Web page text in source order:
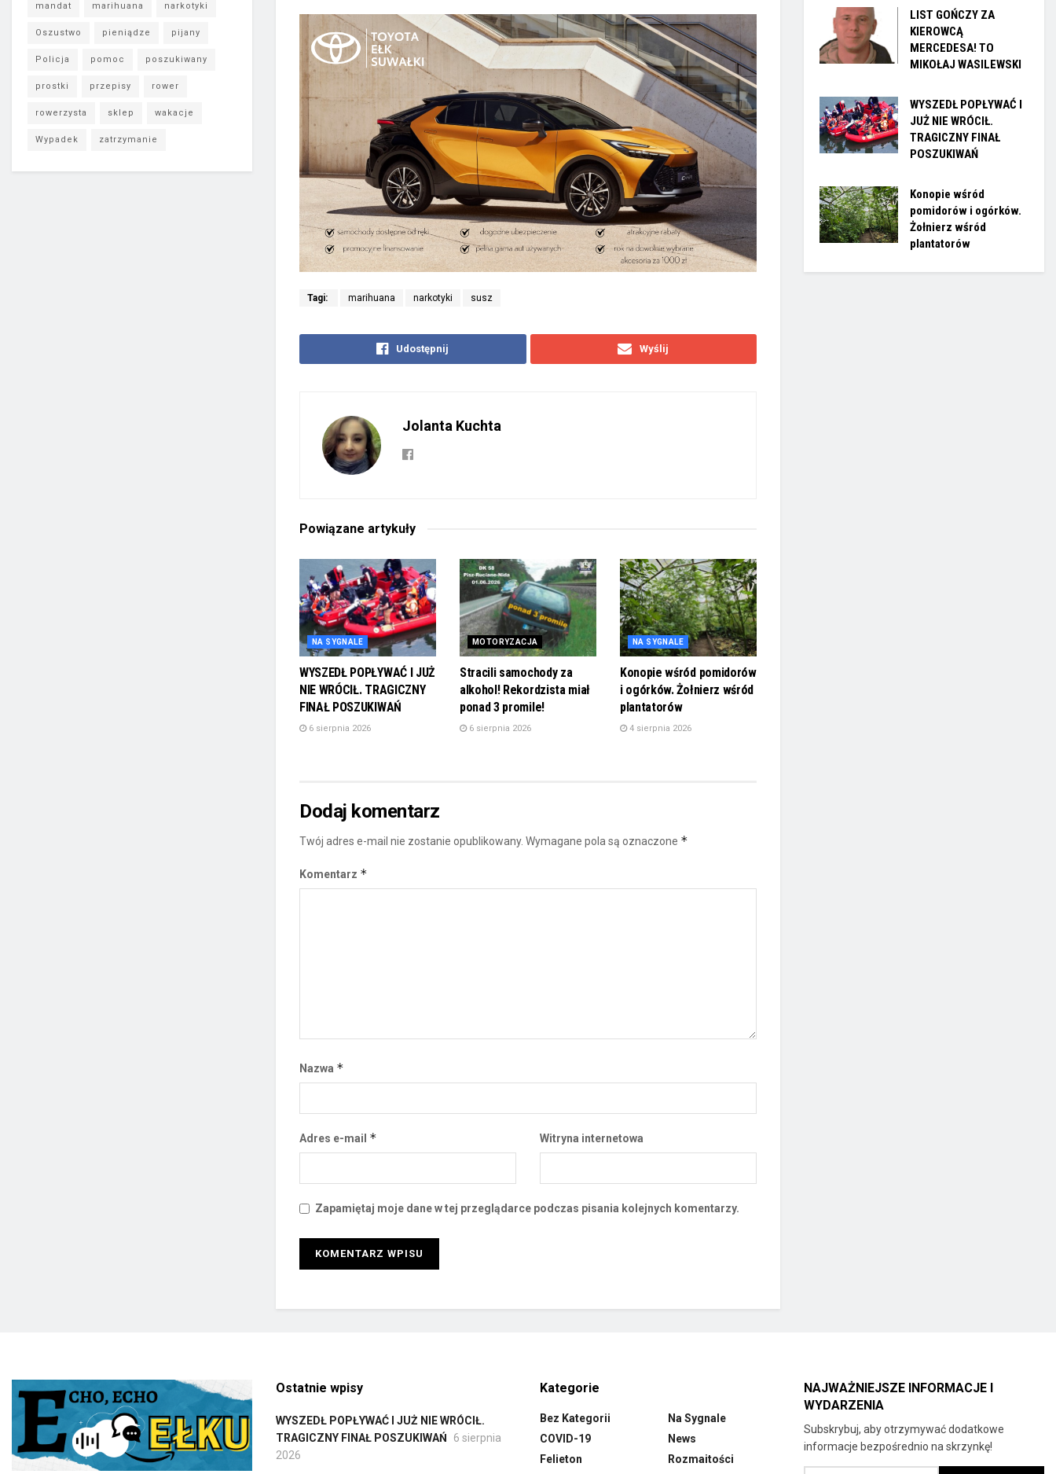
Tagi: marihuana narkotyki susz
Udostępnij Wyślij
Jolanta Kuchta
Powiązane artykuły
NA SYGNALE
WYSZEDŁ POPŁYWAĆ I JUŻ
NIE WRÓCIŁ. TRAGICZNY
FINAŁ POSZUKIWAŃ
6 sierpnia 2026
MOTORYZACJA
Stracili samochody za
alkohol! Rekordzista miał
ponad 3 promile!
6 sierpnia 2026
NA SYGNALE
Konopie wśród pomidorów
i ogórków. Żołnierz wśród
plantatorów
4 sierpnia 2026
Dodaj komentarz
Twój adres e-mail nie zostanie opublikowany. Wymagane pola są oznaczone *
Komentarz *
Nazwa *
Adres e-mail * Witryna internetowa
Zapamiętaj moje dane w tej przeglądarce podczas pisania kolejnych komentarzy.
mandat marihuana narkotyki
Oszustwo pieniądze pijany
Policja pomoc poszukiwany
prostki przepisy rower
rowerzysta sklep wakacje
Wypadek zatrzymanie
LIST GOŃCZY ZA
KIEROWCĄ
MERCEDESA! TO
MIKOŁAJ WASILEWSKI
WYSZEDŁ POPŁYWAĆ I
JUŻ NIE WRÓCIŁ.
TRAGICZNY FINAŁ
POSZUKIWAŃ
Konopie wśród
pomidorów i ogórków.
Żołnierz wśród
plantatorów
Ostatnie wpisy
WYSZEDŁ POPŁYWAĆ I JUŻ NIE WRÓCIŁ.
TRAGICZNY FINAŁ POSZUKIWAŃ
6 sierpnia
2026
Kategorie
Bez Kategorii
COVID-19
Felieton
Na Sygnale
News
Rozmaitości
NAJWAŻNIEJSZE INFORMACJE I
WYDARZENIA
Subskrybuj, aby otrzymywać dodatkowe
informacje bezpośrednio na skrzynkę!